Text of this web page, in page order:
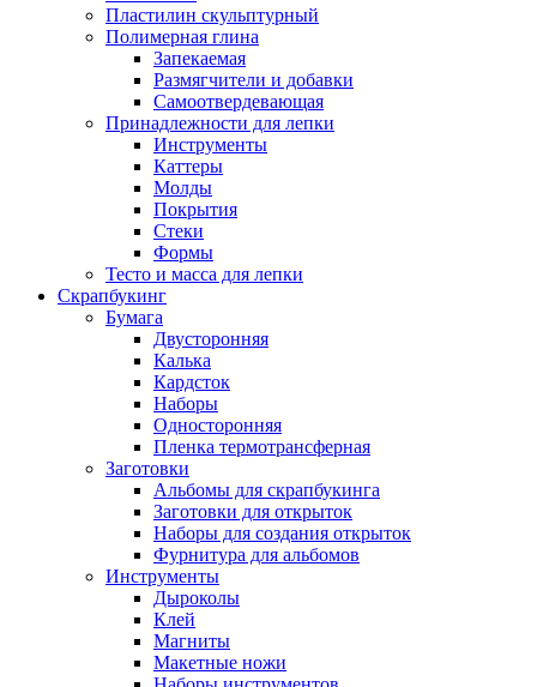
Пластилин скульптурный
Полимерная глина
Запекаемая
Размягчители и добавки
Самоотвердевающая
Принадлежности для лепки
Инструменты
Каттеры
Молды
Покрытия
Стеки
Формы
Тесто и масса для лепки
Скрапбукинг
Бумага
Двусторонняя
Калька
Кардсток
Наборы
Односторонняя
Пленка термотрансферная
Заготовки
Альбомы для скрапбукинга
Заготовки для открыток
Наборы для создания открыток
Фурнитура для альбомов
Инструменты
Дыроколы
Клей
Магниты
Макетные ножи